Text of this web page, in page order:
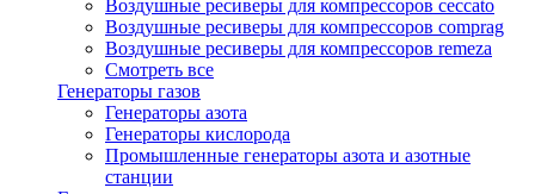
Воздушные ресиверы для компрессоров ceccato
Воздушные ресиверы для компрессоров comprag
Воздушные ресиверы для компрессоров remeza
Смотреть все
Генераторы газов
Генераторы азота
Генераторы кислорода
Промышленные генераторы азота и азотные
станции